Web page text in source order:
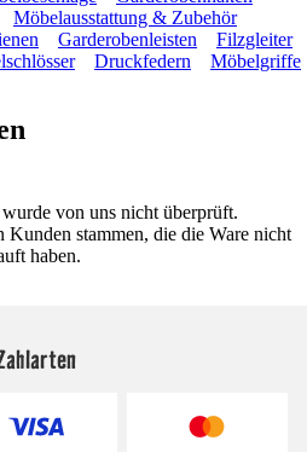
Möbelausstattung & Zubehör
Garderobenleisten
Filzgleiter
Druckfedern
Möbelgriffe
von uns nicht überprüft.
stammen, die die Ware nicht
haben.